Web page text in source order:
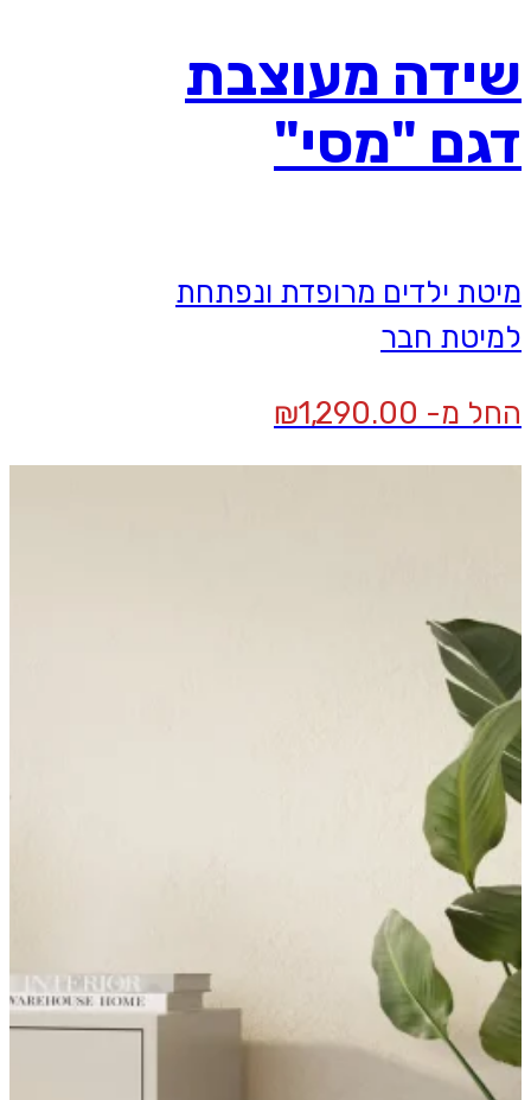
שידה מעוצבת
דגם "מסי"
מיטת ילדים מרופדת ונפתחת
למיטת חבר
החל מ- ₪1,290.00